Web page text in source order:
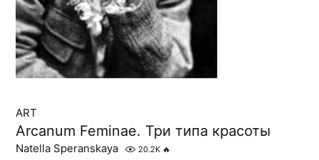
ART
Arcanum Feminae. Три типа красоты
Natella Speranskaya 20.2K 🔥